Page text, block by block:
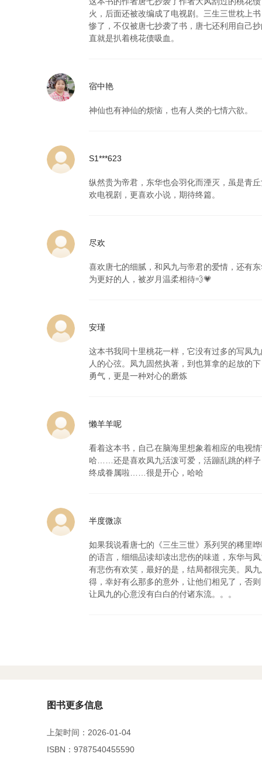
火，后面还被改编成了电视剧。三生三世枕上
惨了，不仅被唐七抄袭了书，唐七还利用自己
直就是扒着桃花债吸血。
宿中艳
神仙也有神仙的烦恼，也有人类的七情六欲。
S1***623
纵然贵为帝君，东华也会羽化而湮灭，虽是青
欢电视剧，更喜欢小说，期待终篇。
尽欢
喜欢唐七的细腻，和风九与帝君的爱情，还有
为更好的人，被岁月温柔相待💨💗
安瑾
这本书我同十里桃花一样，它没有过多的写凤
人的心弦。凤九固然执著，到也算拿的起放的
勇气，更是一种对心的磨炼
懒羊羊呢
看着这本书，自己在脑海里想象着相应的电视
哈……还是喜欢凤九活泼可爱，活蹦乱跳的样
终成眷属啦……很是开心，哈哈
半度微凉
如果我说看唐七的《三生三世》系列哭的稀里
的语言，细细品读却读出悲伤的味道，东华与
有悲伤有欢笑，最好的是，结局都很完美。凤
得，幸好有么那多的意外，让他们相见了，否
让凤九的心意没有白白的付诸东流。。。
图书更多信息
上架时间：2026-01-04
ISBN：9787540455590